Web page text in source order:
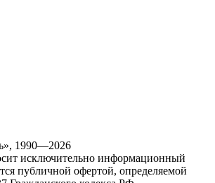
1990—2026
исключительно информационный
публичной офертой, определяемой